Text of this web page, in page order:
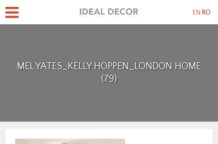
MEL YATES_KELLY HOPPEN_LONDON HOME
(79)
EN RO